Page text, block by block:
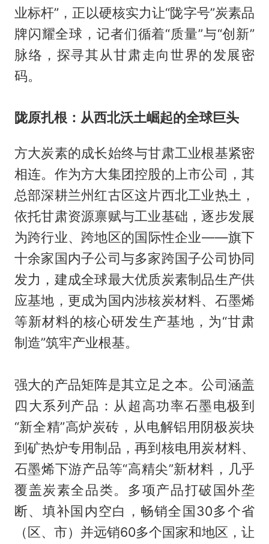
业标杆”，正以硬核实力让“陇字号”炭素品
牌闪耀全球，记者们循着“质量”与“创新”
脉络，探寻其从甘肃走向世界的发展密
码。
陇原扎根：从西北沃土崛起的全球巨头
方大炭素的成长始终与甘肃工业根基紧密
相连。作为方大集团控股的上市公司，其
总部深耕兰州红古区这片西北工业热土，
依托甘肃资源禀赋与工业基础，逐步发展
为跨行业、跨地区的国际性企业——旗下
十余家国内子公司与多家跨国子公司协同
发力，建成全球最大优质炭素制品生产供
应基地，更成为国内涉核炭材料、石墨烯
等新材料的核心研发生产基地，为“甘肃
制造”筑牢产业根基。
强大的产品矩阵是其立足之本。公司涵盖
四大系列产品：从超高功率石墨电极到
“新全精”高炉炭砖，从电解铝用阴极炭块
到矿热炉专用制品，再到核电用炭材料、
石墨烯下游产品等“高精尖”新材料，几乎
覆盖炭素全品类。多项产品打破国外垄
断、填补国内空白，畅销全国30多个省
（区、市）并远销60多个国家和地区，让